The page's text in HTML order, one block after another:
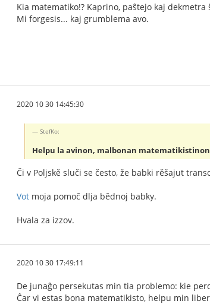
Kia matematiko!? Kaprino, paŝtejo kaj dekmetra
Mi forgesis... kaj grumblema avo.
2020 10 30 14:45:30
StefKo:
Helpu la avinon, malbonan matematikistinon
Či v Poljskě sluči se često, že babki rěšajut
Vot moja pomoč dlja bědnoj babky.
Hvala za izzov.
2020 10 30 17:49:11
De junaĝo persekutas min tia problemo: kie
Ĉar vi estas bona matematikisto, helpu min